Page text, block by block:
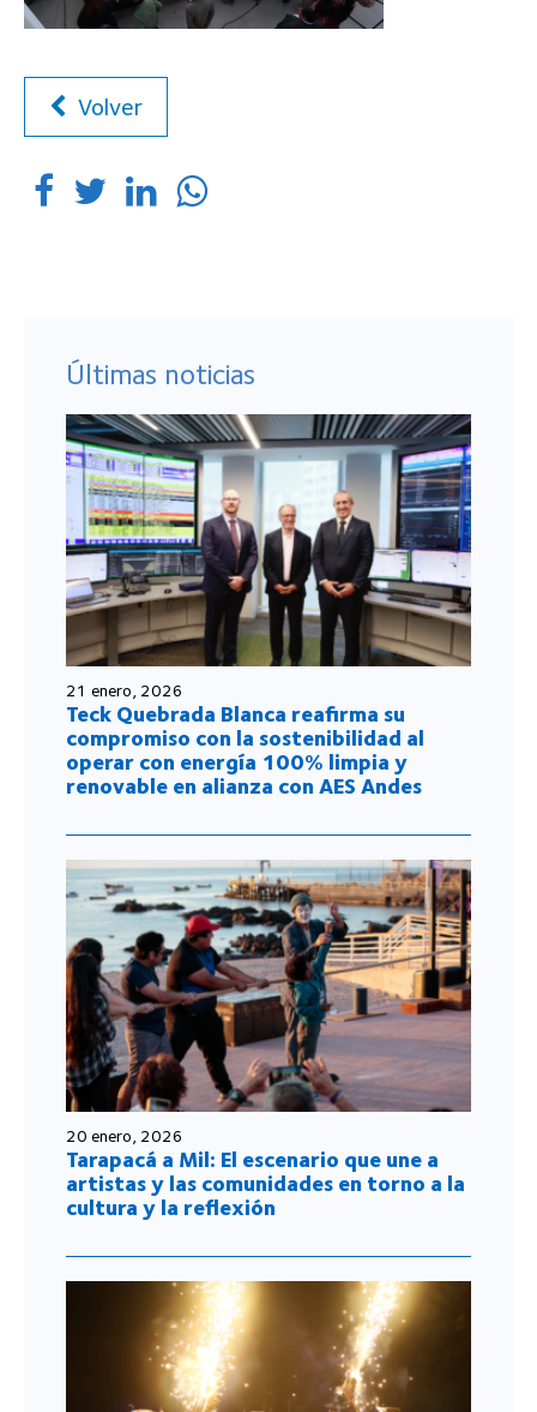
Volver
Últimas noticias
21 enero, 2026
Teck Quebrada Blanca reafirma su
compromiso con la sostenibilidad al
operar con energía 100% limpia y
renovable en alianza con AES Andes
20 enero, 2026
Tarapacá a Mil: El escenario que une a
artistas y las comunidades en torno a la
cultura y la reflexión